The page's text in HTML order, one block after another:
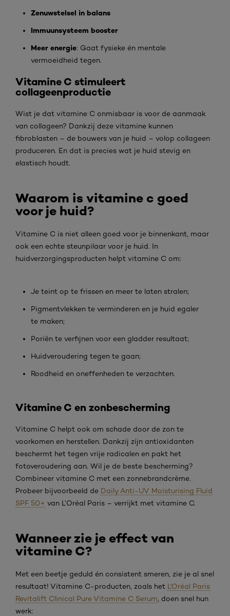
Zenuwstelsel in balans
Immuunsysteem booster
Meer energie: Gaat fysieke én mentale
vermoeidheid tegen.
Vitamine C stimuleert
collageenproductie
Wist je dat vitamine C onmisbaar is voor de aanmaak
van collageen? Dankzij deze vitamine kunnen
fibroblasten – de bouwers van je huid – volop collageen
produceren. En dat is precies wat je huid stevig en
elastisch houdt.
Waarom is vitamine c goed
voor je huid?
Vitamine C is niet alleen goed voor je binnenkant, maar
ook een echte steunpilaar voor je huid. In
huidverzorgingsproducten helpt vitamine C om:
Je teint op te frissen en meer te laten stralen;
Pigmentvlekken te verminderen en je huid egaler
te maken;
Poriën te verfijnen voor een gladder resultaat;
Huidveroudering tegen te gaan;
Roodheid en oneffenheden te verzachten.
Vitamine C en zonbescherming
Vitamine C helpt ook om schade door de zon te
voorkomen en herstellen. Dankzij zijn antioxidanten
beschermt het tegen vrije radicalen en pakt het
fotoveroudering aan. Wil je de beste bescherming?
Combineer vitamine C met een zonnebrandcrème.
Probeer bijvoorbeeld de Daily Anti-UV Moisturising Fluid
SPF 50+ van L’Oréal Paris – verrijkt met vitamine C.
Wanneer zie je effect van
vitamine C?
Met een beetje geduld én consistent smeren, zie je al snel
resultaat! Vitamine C-producten, zoals het L'Oréal Paris
Revitalift Clinical Pure Vitamine C Serum , doen snel hun
werk: